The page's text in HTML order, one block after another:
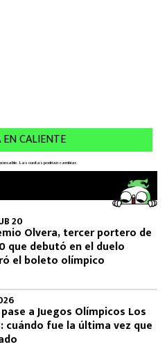
20
Olvera, tercer portero de
que debutó en el duelo
el boleto olímpico
a Juegos Olímpicos Los
cuándo fue la última vez que